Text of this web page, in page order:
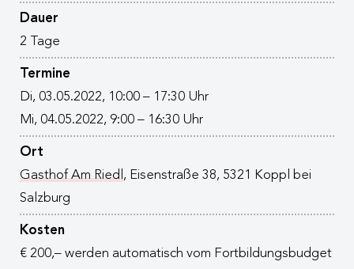
Dauer
2 Tage
Termine
Di, 03.05.2022, 10:00 – 17:30 Uhr
Mi, 04.05.2022, 9:00 – 16:30 Uhr
Ort
Gasthof Am Riedl , Eisenstraße 38, 5321 Koppl bei
Salzburg
Kosten
€ 200,– werden automatisch vom Fortbildungsbudget